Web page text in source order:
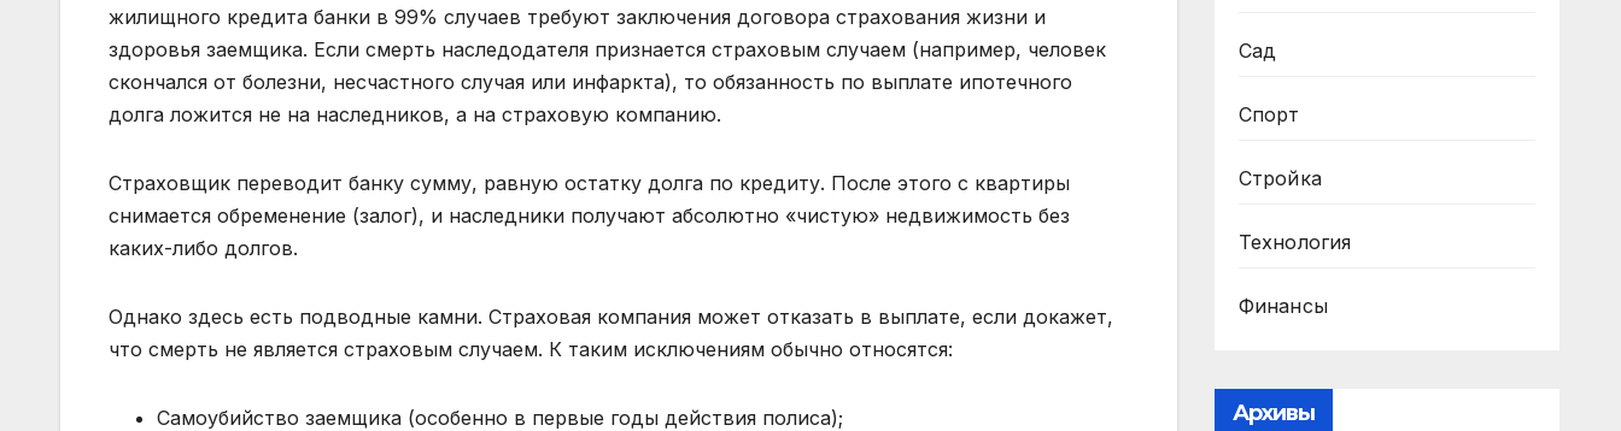
жилищного кредита банки в 99% случаев требуют заключения договора страхования жизни и
здоровья заемщика. Если смерть наследодателя признается страховым случаем (например, человек
скончался от болезни, несчастного случая или инфаркта), то обязанность по выплате ипотечного
долга ложится не на наследников, а на страховую компанию.
Страховщик переводит банку сумму, равную остатку долга по кредиту. После этого с квартиры
снимается обременение (залог), и наследники получают абсолютно «чистую» недвижимость без
каких-либо долгов.
Однако здесь есть подводные камни. Страховая компания может отказать в выплате, если докажет,
что смерть не является страховым случаем. К таким исключениям обычно относятся:
Самоубийство заемщика (особенно в первые годы действия полиса);
Сад
Спорт
Стройка
Технология
Финансы
Архивы